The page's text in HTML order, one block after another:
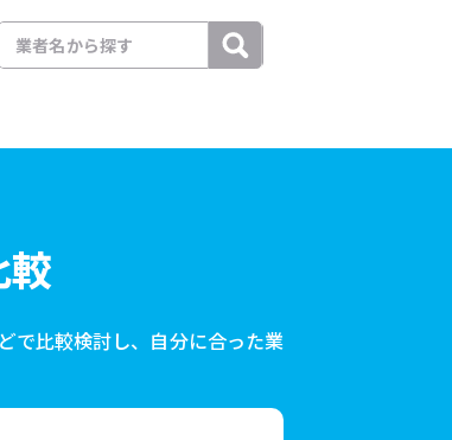
較
で比較検討し、自分に合った業